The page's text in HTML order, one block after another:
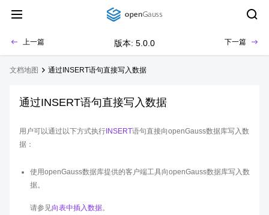
上一篇 版本: 5.0.0 下一篇
文档地图 通过INSERT语句直接写入数据
通过INSERT语句直接写入数据
用户可以通过以下方式执行 INSERT语句直接向openGauss数据库写入数
据：
使用openGauss数据库提供的客户端工具向openGauss数据库写入数
据。
请参见向表中插入数据。